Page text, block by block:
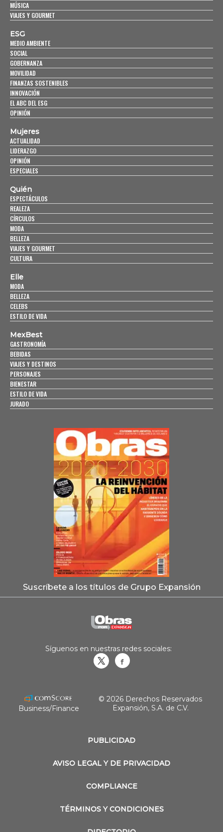
MÚSICA
VIAJES Y GOURMET
ESG
MEDIO AMBIENTE
SOCIAL
GOBERNANZA
MOVILIDAD
FINANZAS SOSTENIBLES
INNOVACIÓN
EL ABC DEL ESG
OPINIÓN
Mujeres
ACTUALIDAD
LIDERAZGO
OPINIÓN
ESPECIALES
Quién
ESPECTÁCULOS
REALEZA
CÍRCULOS
MODA
BELLEZA
VIAJES Y GOURMET
CULTURA
Elle
MODA
BELLEZA
CELEBS
ESTILO DE VIDA
MexBest
GASTRONOMÍA
BEBIDAS
VIAJES Y DESTINOS
PERSONAJES
BIENESTAR
ESTILO DE VIDA
JURADO
Suscríbete a los títulos de Grupo Expansión
PUBLICIDAD
AVISO LEGAL Y DE PRIVACIDAD
COMPLIANCE
TÉRMINOS Y CONDICIONES
Síguenos en nuestras redes sociales:
Business/Finance
© 2026 Derechos Reservados
Expansión, S.A. de C.V.